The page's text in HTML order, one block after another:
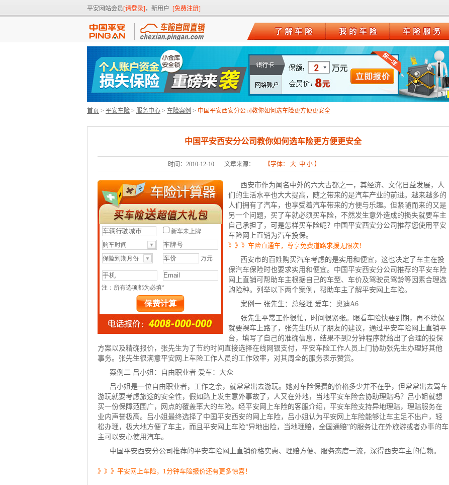
平安网站会员[请登录] ，新用户 [免费注册]
1
首页 > 平安车险 > 服务中心 > 车险案例 > 中国平安西安分公司教你如何选车险更方便更安全
中国平安西安分公司教你如何选车险更方便更安全
时间：2010-12-10 文章来源： 【字体： 大 中 小 】
西安市作为闻名中外的六大古都之一，其经济、文化日益发展，人
们的生活水平也大大提高，随之带来的是汽车产业的前进。越来越多的
人们拥有了汽车，也享受着汽车带来的方便与乐趣。但紧随而来的又是
另一个问题，买了车就必须买车险，不然发生意外造成的损失就要车主
自己承担了，可是怎样买车险呢？中国平安西安分公司推荐您使用平安
车险网上直销为汽车投保。
》》》车险直通车，尊享免费道路求援无限次！
西安市的百姓购买汽车考虑的是实用和便宜，这也决定了车主在投
保汽车保险时也要求实用和便宜。中国平安西安分公司推荐的平安车险
网上直销可帮助车主根据自己的车型、车价及驾驶员驾龄等因素合理选
购险种。列举以下两个案例，帮助车主了解平安 网上车险。
案例一 张先生：总经理 爱车：奥迪A6
张先生平常工作很忙，时间很紧张。眼看车险快要到期，再不续保
就要裸车上路了，张先生听从了朋友的建议，通过平安车险网上直销平
台，填写了自己的准确信息，结果不到2分钟程序就给出了合理的投保
方案以及精确报价，张先生为了节约时间直接选择在线 网银支付，平安车险工作人员上门协助张先生办理好其他
事务。张先生很满意平安网
上车险工作人员的工作效率，对其周全的服务表示赞赏。
案例二 吕小姐：自由职业者 爱车：大众
吕小姐是一位自由职业者，工作之余，就常常出去游玩。她对车险保费的价格多少并不在乎，但常常出去驾车
游玩就要考虑旅途的安全性，假如路上发生意外事故了，人又在外地，当地平安车险会协助理赔吗？吕小姐就想
买一份保障范围广，网点的覆盖率大的车险。经平安网上车险的客服介绍，平安车险支持异地理赔，理赔服务在
业内声誉极高。吕小姐最终选择了中国平安西安的网上车险，吕小姐认为平安网上车险能够让车主足不出户，轻
松办理，极大地方便了车主，而且平安网上车险“异地出险，当地理赔，全国通赔”的服务让在外旅游或者办事的车
主可以安心使用汽车。
中国平安西安分公司推荐的平安车险网上直销价格实惠、理赔方便、服务态度一流，深得西安车主的信赖。
》》》平安网上车险，1分钟车险报价还有更多惊喜！